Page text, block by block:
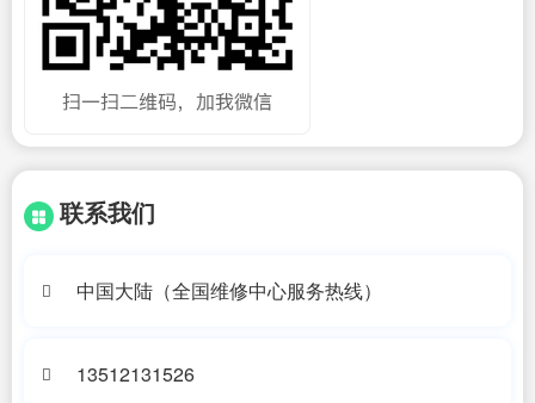
联系我们
中国大陆（全国维修中心服务热线）
13512131526